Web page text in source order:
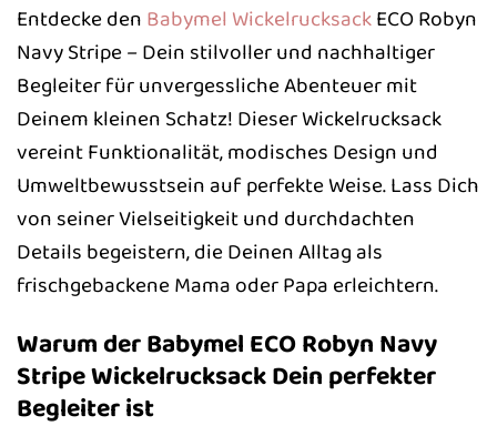
Entdecke den Babymel WickelrucksackECO Robyn
Navy Stripe – Dein stilvoller und nachhaltiger
Begleiter für unvergessliche Abenteuer mit
Deinem kleinen Schatz! Dieser Wickelrucksack
vereint Funktionalität, modisches Design und
Umweltbewusstsein auf perfekte Weise. Lass Dich
von seiner Vielseitigkeit und durchdachten
Details begeistern, die Deinen Alltag als
frischgebackene Mama oder Papa erleichtern.
Warum der Babymel ECO Robyn Navy
Stripe Wickelrucksack Dein perfekter
Begleiter ist